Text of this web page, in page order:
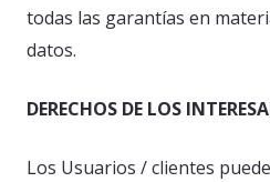
todas las garantías en
datos.
DERECHOS DE LOS
Los Usuarios / clientes